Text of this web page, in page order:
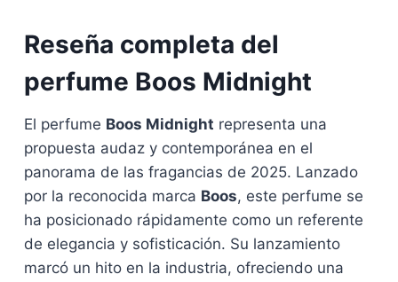
Reseña completa del
perfume Boos Midnight
El perfume Boos Midnight representa una
propuesta audaz y contemporánea en el
panorama de las fragancias de 2025. Lanzado
por la reconocida marca Boos, este perfume se
ha posicionado rápidamente como un referente
de elegancia y sofisticación. Su lanzamiento
marcó un hito en la industria, ofreciendo una